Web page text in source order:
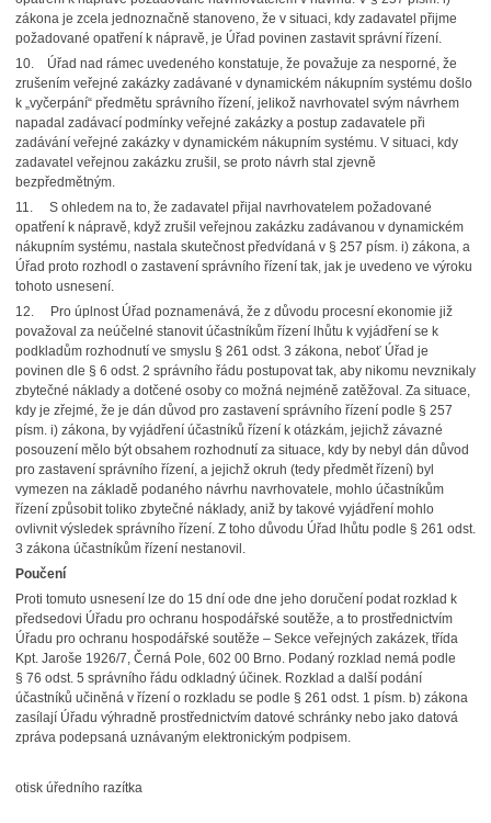
zákona je zcela jednoznačně stanoveno, že v situaci, kdy zadavatel přijme
požadované opatření k nápravě, je Úřad povinen zastavit správní řízení.
10. Úřad nad rámec uvedeného konstatuje, že považuje za nesporné, že
zrušením veřejné zakázky zadávané v dynamickém nákupním systému došlo
k „vyčerpání“ předmětu správního řízení, jelikož navrhovatel svým návrhem
napadal zadávací podmínky veřejné zakázky a postup zadavatele při
zadávání veřejné zakázky v dynamickém nákupním systému. V situaci, kdy
zadavatel veřejnou zakázku zrušil, se proto návrh stal zjevně
bezpředmětným.
11. S ohledem na to, že zadavatel přijal navrhovatelem požadované
opatření k nápravě, když zrušil veřejnou zakázku zadávanou v dynamickém
nákupním systému, nastala skutečnost předvídaná v § 257 písm. i) zákona, a
Úřad proto rozhodl o zastavení správního řízení tak, jak je uvedeno ve výroku
tohoto usnesení.
12. Pro úplnost Úřad poznamenává, že z důvodu procesní ekonomie již
považoval za neúčelné stanovit účastníkům řízení lhůtu k vyjádření se k
podkladům rozhodnutí ve smyslu § 261 odst. 3 zákona, neboť Úřad je
povinen dle § 6 odst. 2 správního řádu postupovat tak, aby nikomu nevznikaly
zbytečné náklady a dotčené osoby co možná nejméně zatěžoval. Za situace,
kdy je zřejmé, že je dán důvod pro zastavení správního řízení podle § 257
písm. i) zákona, by vyjádření účastníků řízení k otázkám, jejichž závazné
posouzení mělo být obsahem rozhodnutí za situace, kdy by nebyl dán důvod
pro zastavení správního řízení, a jejichž okruh (tedy předmět řízení) byl
vymezen na základě podaného návrhu navrhovatele, mohlo účastníkům
řízení způsobit toliko zbytečné náklady, aniž by takové vyjádření mohlo
ovlivnit výsledek správního řízení. Z toho důvodu Úřad lhůtu podle § 261 odst.
3 zákona účastníkům řízení nestanovil.
Poučení
Proti tomuto usnesení lze do 15 dní ode dne jeho doručení podat rozklad k
předsedovi Úřadu pro ochranu hospodářské soutěže, a to prostřednictvím
Úřadu pro ochranu hospodářské soutěže – Sekce veřejných zakázek, třída
Kpt. Jaroše 1926/7, Černá Pole, 602 00 Brno. Podaný rozklad nemá podle
§ 76 odst. 5 správního řádu odkladný účinek. Rozklad a další podání
účastníků učiněná v řízení o rozkladu se podle § 261 odst. 1 písm. b) zákona
zasílají Úřadu výhradně prostřednictvím datové schránky nebo jako datová
zpráva podepsaná uznávaným elektronickým podpisem.
otisk úředního razítka